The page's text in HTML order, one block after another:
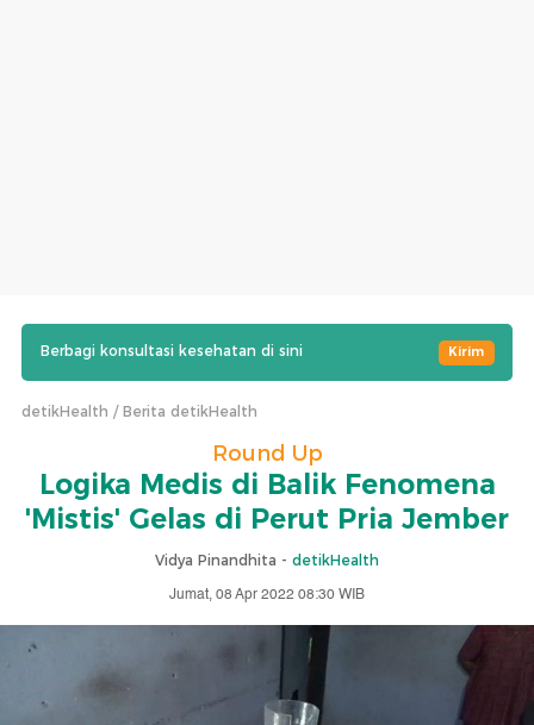
Berbagi konsultasi kesehatan di sini Kirim
detikHealth Berita detikHealth
Round Up
Logika Medis di Balik Fenomena
'Mistis' Gelas di Perut Pria Jember
Vidya Pinandhita - detikHealth
Jumat, 08 Apr 2022 08:30 WIB